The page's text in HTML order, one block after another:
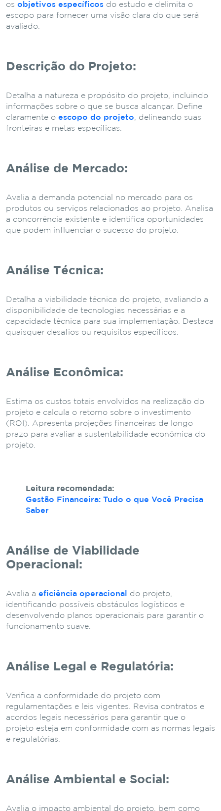
os objetivos específicos do estudo e delimita o
escopo para fornecer uma visão clara do que será
avaliado.
Descrição do Projeto:
Detalha a natureza e propósito do projeto, incluindo
informações sobre o que se busca alcançar. Define
claramente o escopo do projeto , delineando suas
fronteiras e metas específicas.
Análise de Mercado:
Avalia a demanda potencial no mercado para os
produtos ou serviços relacionados ao projeto. Analisa
a concorrência existente e identifica oportunidades
que podem influenciar o sucesso do projeto.
Análise Técnica:
Detalha a viabilidade técnica do projeto, avaliando a
disponibilidade de tecnologias necessárias e a
capacidade técnica para sua implementação. Destaca
quaisquer desafios ou requisitos específicos.
Análise Econômica:
Estima os custos totais envolvidos na realização do
projeto e calcula o retorno sobre o investimento
(ROI). Apresenta projeções financeiras de longo
prazo para avaliar a sustentabilidade econômica do
projeto.
Leitura recomendada:
Gestão Financeira: Tudo o que Você Precisa
Saber
Análise de Viabilidade
Operacional:
Avalia a eficiência operacional
do projeto,
identificando possíveis obstáculos logísticos e
desenvolvendo planos operacionais para garantir o
funcionamento suave.
Análise Legal e Regulatória:
Verifica a conformidade do projeto com
regulamentações e leis vigentes. Revisa contratos e
acordos legais necessários para garantir que o
projeto esteja em conformidade com as normas legais
e regulatórias.
Análise Ambiental e Social:
Avalia o impacto ambiental do projeto, bem como